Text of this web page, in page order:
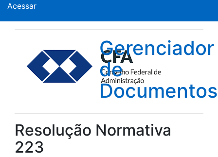
Acessar
Gerenciador
de
Documentos
Resolução Normativa
223